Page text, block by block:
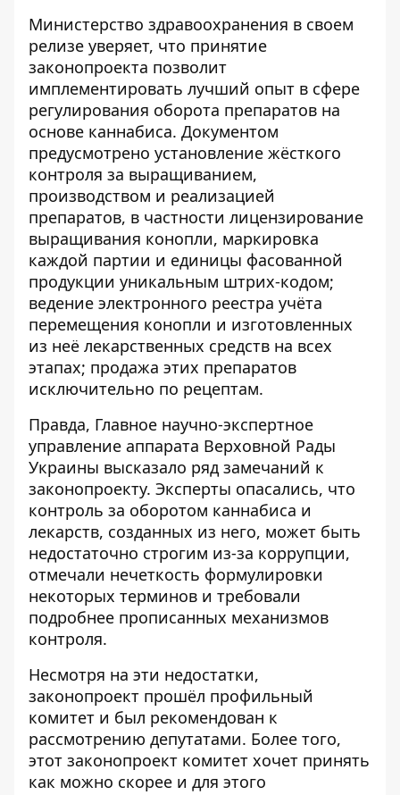
Министерство здравоохранения в своем
релизе уверяет, что принятие
законопроекта позволит
имплементировать лучший опыт в сфере
регулирования оборота препаратов на
основе каннабиса. Документом
предусмотрено установление жёсткого
контроля за выращиванием,
производством и реализацией
препаратов, в частности лицензирование
выращивания конопли, маркировка
каждой партии и единицы фасованной
продукции уникальным штрих-кодом;
ведение электронного реестра учёта
перемещения конопли и изготовленных
из неё лекарственных средств на всех
этапах; продажа этих препаратов
исключительно по рецептам.
Правда, Главное научно-экспертное
управление аппарата Верховной Рады
Украины высказало ряд замечаний к
законопроекту. Эксперты опасались, что
контроль за оборотом каннабиса и
лекарств, созданных из него, может быть
недостаточно строгим из-за коррупции,
отмечали нечеткость формулировки
некоторых терминов и требовали
подробнее прописанных механизмов
контроля.
Несмотря на эти недостатки,
законопроект прошёл профильный
комитет и был рекомендован к
рассмотрению депутатами. Более того,
этот законопроект комитет хочет принять
как можно скорее и для этого